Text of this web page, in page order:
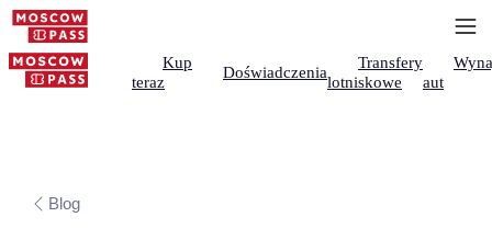
Kup
teraz
Doświadczenia
Transfery
lotniskowe
aut
Blog